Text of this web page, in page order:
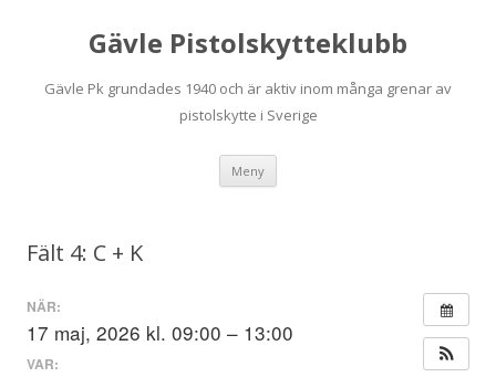
Gävle Pistolskytteklubb
Gävle Pk grundades 1940 och är aktiv inom många grenar av
pistolskytte i Sverige
Meny
Fält 4: C + K
NÄR:
17 maj, 2026 kl. 09:00 – 13:00
VAR: